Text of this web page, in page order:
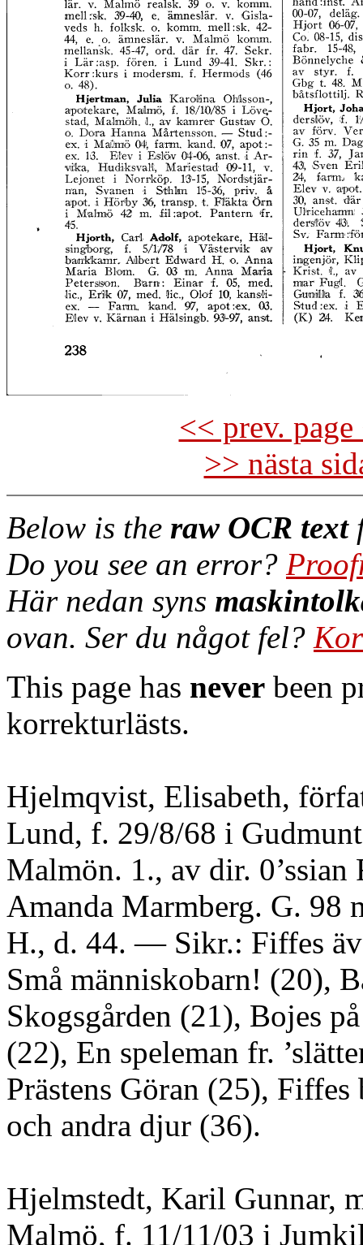
<< prev.
>> nästa
Below is the raw OCR text
Do you see an error?
Här nedan syns
ovan. Ser du något fel?
This page has never been
korrekturlästs.
Hjelmqvist, Elisabeth,
Lund, f. 29/8/68 i
Malmön. 1., av dir. 0’ssian
Amanda Marmberg. G. 98
H., d. 44. — Sikr.: Fiffes
Små människobarn! (20),
Skogsgården (21), Bojes
(22), En speleman fr.
Prästens Göran (25), Fiffes
och andra djur (36).
Hjelmstedt, Karil Gunnar,
Malmö, f. 11/11/03 i